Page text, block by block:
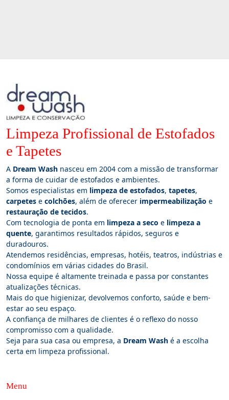
Limpeza Profissional de Estofados
e Tapetes
A Dream Wash nasceu em 2004 com a missão de transformar
a forma de cuidar de estofados e ambientes.
Somos especialistas em limpeza de estofados, tapetes,
carpetes e colchões, além de oferecer impermeabilização e
restauração de tecidos.
Com tecnologia de ponta em limpeza a seco e limpeza a
quente, garantimos resultados rápidos, seguros e
duradouros.
Atendemos residências, empresas, hotéis, teatros, indústrias e
condomínios em várias cidades do Brasil.
Nossa equipe é altamente treinada e passa por constantes
atualizações técnicas.
Mais do que higienizar, devolvemos conforto, saúde e bem-
estar ao seu espaço.
A confiança de milhares de clientes é o reflexo do nosso
compromisso com a qualidade.
Seja para sua casa ou empresa, a Dream Wash é a escolha
certa em limpeza profissional.
Menu